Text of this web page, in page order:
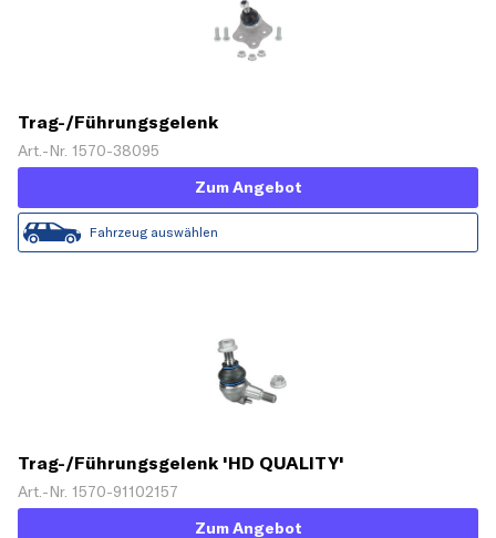
Trag-/Führungsgelenk
Art.-Nr. 1570-38095
Zum Angebot
Fahrzeug auswählen
Trag-/Führungsgelenk 'HD QUALITY'
Art.-Nr. 1570-91102157
Zum Angebot